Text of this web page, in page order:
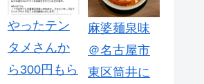
やったテン
タメさんか
ら300円もら
麻婆麺泉味
＠名古屋市
東区筒井に